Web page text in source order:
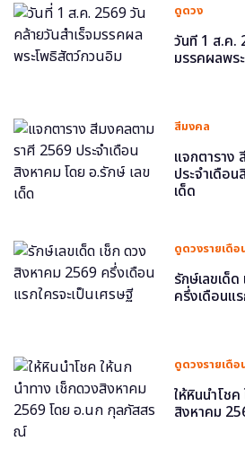
ดูดวง
วันที่ 1 ส.ค.
มรรคผลพร
สีมงคล
แจกตาราง
ประจำเดือ
เด็ด
ดูดวงรายเดือ
รักษ์เลขเด็
ครึ่งเดือนแ
ดูดวงรายเดือ
ให้หินนำโชค
สิงหาคม